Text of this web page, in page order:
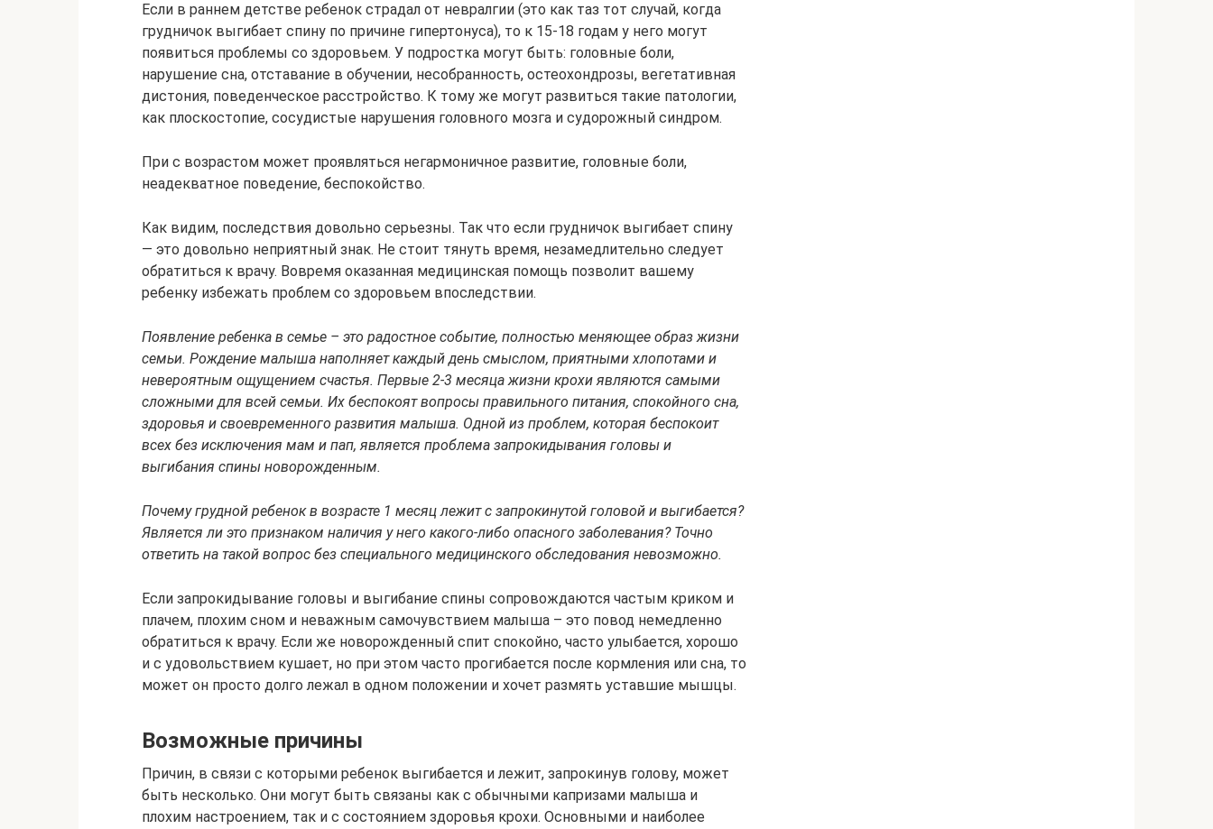
Если в раннем детстве ребенок страдал от невралгии (это как таз тот случай, когда
грудничок выгибает спину по причине гипертонуса), то к 15-18 годам у него могут
появиться проблемы со здоровьем. У подростка могут быть: головные боли,
нарушение сна, отставание в обучении, несобранность, остеохондрозы, вегетативная
дистония, поведенческое расстройство. К тому же могут развиться такие патологии,
как плоскостопие, сосудистые нарушения головного мозга и судорожный синдром.
При с возрастом может проявляться негармоничное развитие, головные боли,
неадекватное поведение, беспокойство.
Как видим, последствия довольно серьезны. Так что если грудничок выгибает спину
— это довольно неприятный знак. Не стоит тянуть время, незамедлительно следует
обратиться к врачу. Вовремя оказанная медицинская помощь позволит вашему
ребенку избежать проблем со здоровьем впоследствии.
Появление ребенка в семье – это радостное событие, полностью меняющее образ жизни
семьи. Рождение малыша наполняет каждый день смыслом, приятными хлопотами и
невероятным ощущением счастья. Первые 2-3 месяца жизни крохи являются самыми
сложными для всей семьи. Их беспокоят вопросы правильного питания, спокойного сна,
здоровья и своевременного развития малыша. Одной из проблем, которая беспокоит
всех без исключения мам и пап, является проблема запрокидывания головы и
выгибания спины новорожденным.
Почему грудной ребенок в возрасте 1 месяц лежит с запрокинутой головой и выгибается?
Является ли это признаком наличия у него какого-либо опасного заболевания? Точно
ответить на такой вопрос без специального медицинского обследования невозможно.
Если запрокидывание головы и выгибание спины сопровождаются частым криком и
плачем, плохим сном и неважным самочувствием малыша – это повод немедленно
обратиться к врачу. Если же новорожденный спит спокойно, часто улыбается, хорошо
и с удовольствием кушает, но при этом часто прогибается после кормления или сна, то
может он просто долго лежал в одном положении и хочет размять уставшие мышцы.
Возможные причины
Причин, в связи с которыми ребенок выгибается и лежит, запрокинув голову, может
быть несколько. Они могут быть связаны как с обычными капризами малыша и
плохим настроением, так и с состоянием здоровья крохи. Основными и наиболее